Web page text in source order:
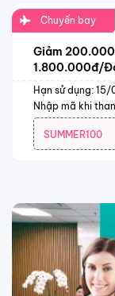
Chuyến bay
Giảm
1.800.000đ/
Hạn sử dụng:
Nhập mã khi
SUMMER100